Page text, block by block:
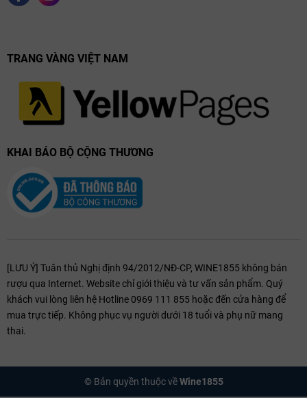
TRANG VÀNG VIỆT NAM
KHAI BÁO BỘ CỘNG THƯƠNG
[LƯU Ý] Tuân thủ Nghị định 94/2012/NĐ-CP, WINE1855 không bán
rượu qua Internet. Website chỉ giới thiệu và tư vấn sản phẩm. Quý
khách vui lòng liên hệ Hotline 0969 111 855 hoặc đến cửa hàng để
mua trực tiếp. Không phục vụ người dưới 18 tuổi và phụ nữ mang
thai.
© Bản quyền thuộc vềWine1855